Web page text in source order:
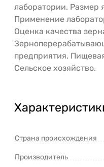
лаборатории. Размер
Применение
Оценка качества
предприятия.
Сельское хозяйство.
Страна происхождения
Производитель